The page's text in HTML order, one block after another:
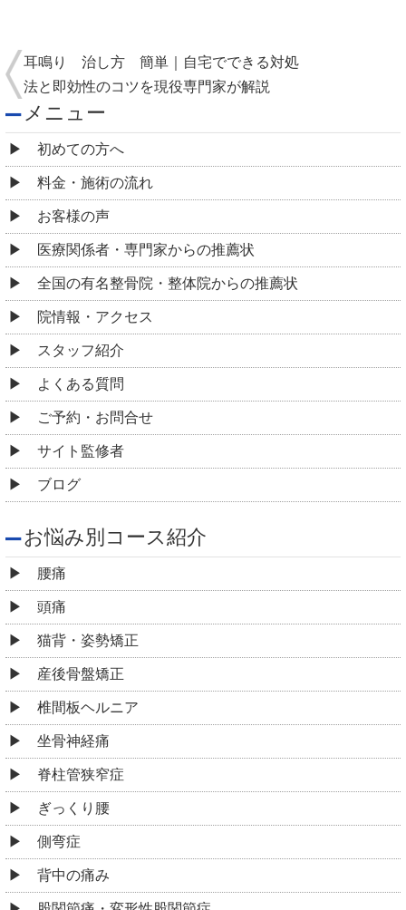
耳鳴り 治し方 簡単｜自宅でできる対処
法と即効性のコツを現役専門家が解説
メニュー
初めての方へ
料金・施術の流れ
お客様の声
医療関係者・専門家からの推薦状
全国の有名整骨院・整体院からの推薦状
院情報・アクセス
スタッフ紹介
よくある質問
ご予約・お問合せ
サイト監修者
ブログ
お悩み別コース紹介
腰痛
頭痛
猫背・姿勢矯正
産後骨盤矯正
椎間板ヘルニア
坐骨神経痛
脊柱管狭窄症
ぎっくり腰
側弯症
背中の痛み